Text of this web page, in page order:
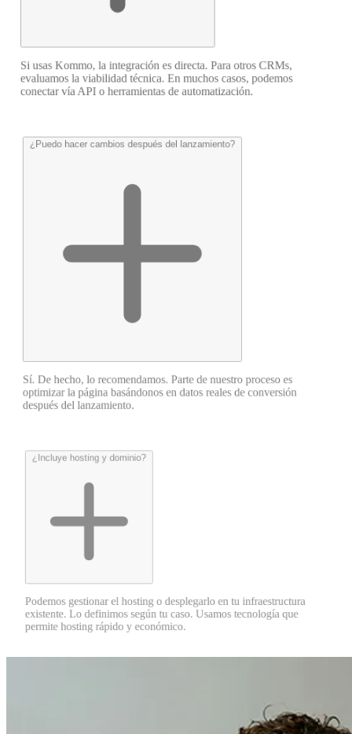
Si usas Kommo, la integración es directa. Para otros CRMs,
evaluamos la viabilidad técnica. En muchos casos, podemos
conectar vía API o herramientas de automatización.
¿Puedo hacer cambios después del lanzamiento?
Sí. De hecho, lo recomendamos. Parte de nuestro proceso es
optimizar la página basándonos en datos reales de conversión
después del lanzamiento.
¿Incluye hosting y dominio?
Podemos gestionar el hosting o desplegarlo en tu infraestructura
existente. Lo definimos según tu caso. Usamos tecnología que
permite hosting rápido y económico.